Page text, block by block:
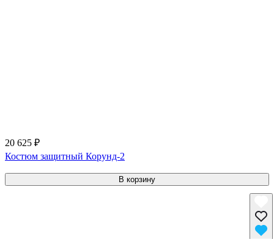
20 625 ₽
Костюм защитный Корунд-2
В корзину